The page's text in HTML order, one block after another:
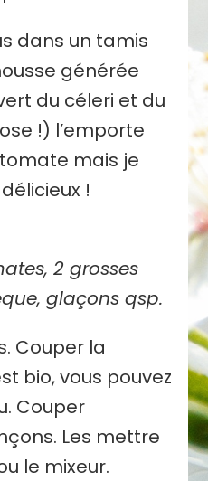
dans un tamis
générée
du céleri et du
!) l’emporte
mais je
!
2 grosses
glaçons qsp.
Couper la
bio, vous pouvez
Couper
Les mettre
le mixeur.